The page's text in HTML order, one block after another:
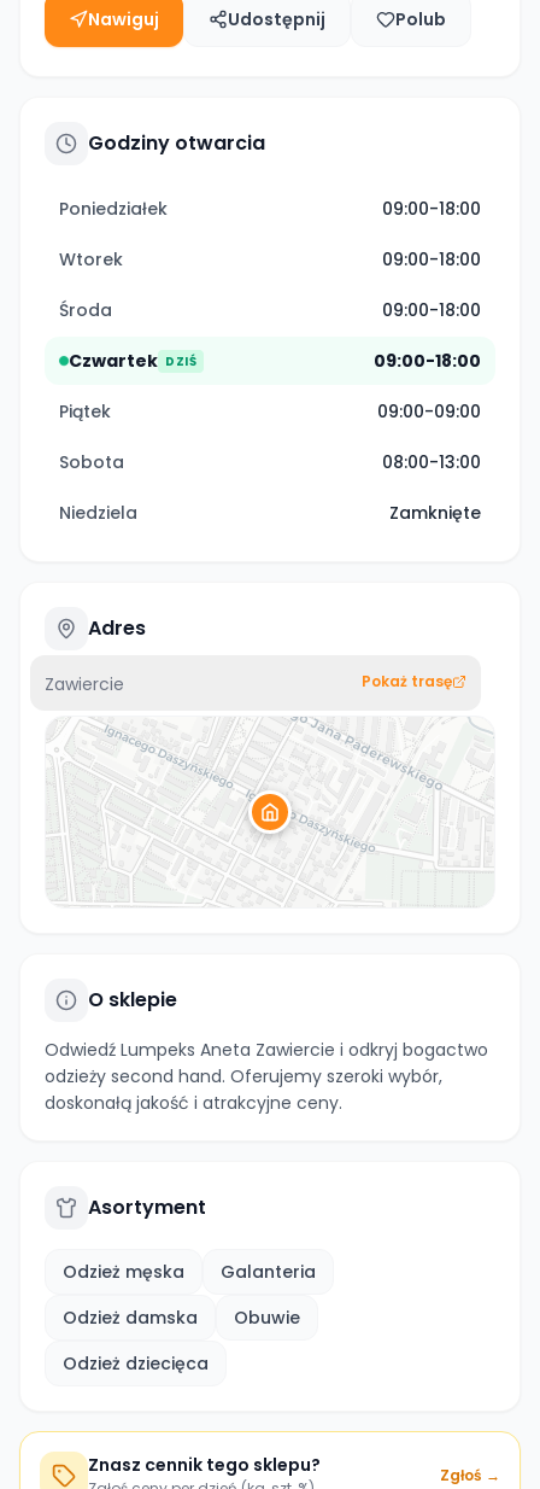
Nawiguj Udostępnij Polub
Godziny otwarcia
Poniedziałek 09:00-18:00
Wtorek 09:00-18:00
Środa 09:00-18:00
Czwartek DZIŚ 09:00-18:00
Piątek 09:00-09:00
Sobota 08:00-13:00
Niedziela Zamknięte
Adres
Zawiercie Pokaż trasę
O sklepie
Odwiedź Lumpeks Aneta Zawiercie i odkryj bogactwo
odzieży second hand. Oferujemy szeroki wybór,
doskonałą jakość i atrakcyjne ceny.
Asortyment
Odzież męska
Galanteria
Odzież damska
Obuwie
Odzież dziecięca
Znasz cennik tego sklepu? Zgłoś →